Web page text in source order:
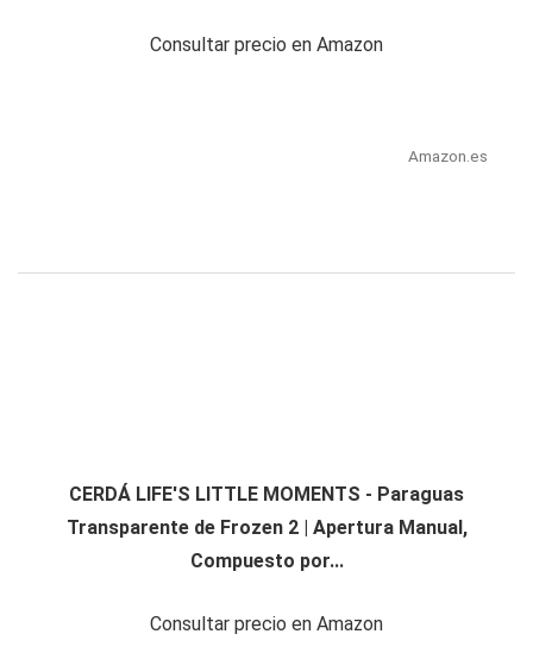
Consultar precio en Amazon
Amazon.es
CERDÁ LIFE'S LITTLE MOMENTS - Paraguas
Transparente de Frozen 2 | Apertura Manual,
Compuesto por...
Consultar precio en Amazon